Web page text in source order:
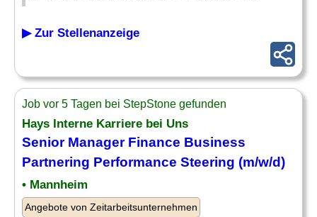
▶ Zur Stellenanzeige
Job vor 5 Tagen bei StepStone gefunden
Hays Interne Karriere bei Uns
Senior Manager Finance Business
Partnering Performance Steering (m/w/d)
• Mannheim
Angebote von Zeitarbeitsunternehmen